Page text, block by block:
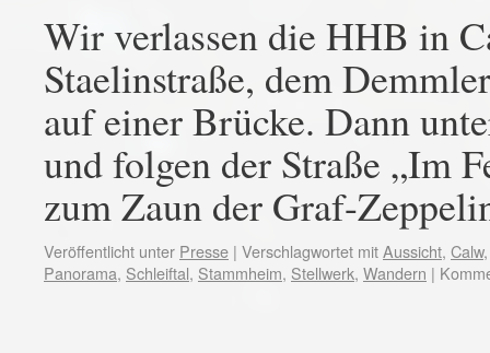
Wir verlassen die HHB in
Staelinstraße, dem
auf einer Brücke. Dann
und folgen der Straße „Im
zum Zaun der Graf-
Veröffentlicht unter Presse | Verschlagwortet mitAussicht, Calw
Panorama, Schleiftal, Stammheim, Stellwerk, Wandern |